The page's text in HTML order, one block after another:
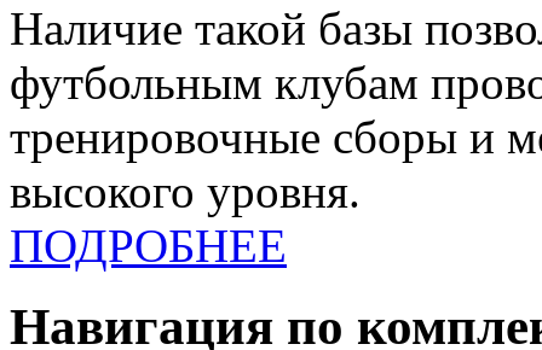
Наличие такой базы
футбольным клубам
тренировочные сборы и
высокого уровня.
ПОДРОБНЕЕ
Навигация по